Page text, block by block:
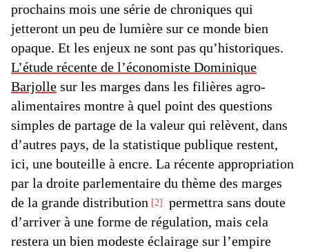
prochains mois une série de chroniques qui
jetteront un peu de lumière sur ce monde bien
opaque. Et les enjeux ne sont pas qu’historiques.
L’étude récente de l’économiste Dominique
Barjolle sur les marges dans les filières agro-
alimentaires montre à quel point des questions
simples de partage de la valeur qui relèvent, dans
d’autres pays, de la statistique publique restent,
ici, une bouteille à encre. La récente appropriation
par la droite parlementaire du thème des marges
de la grande distribution
2
permettra sans doute
d’arriver à une forme de régulation, mais cela
restera un bien modeste éclairage sur l’empire